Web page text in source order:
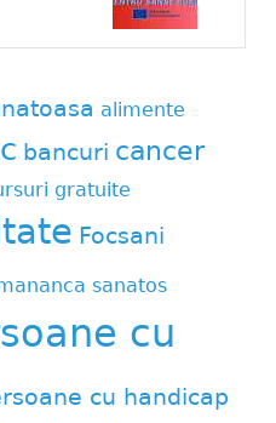
alimente
bancuri cancer
gratuite
Focsani
sanatos
cu
cu handicap